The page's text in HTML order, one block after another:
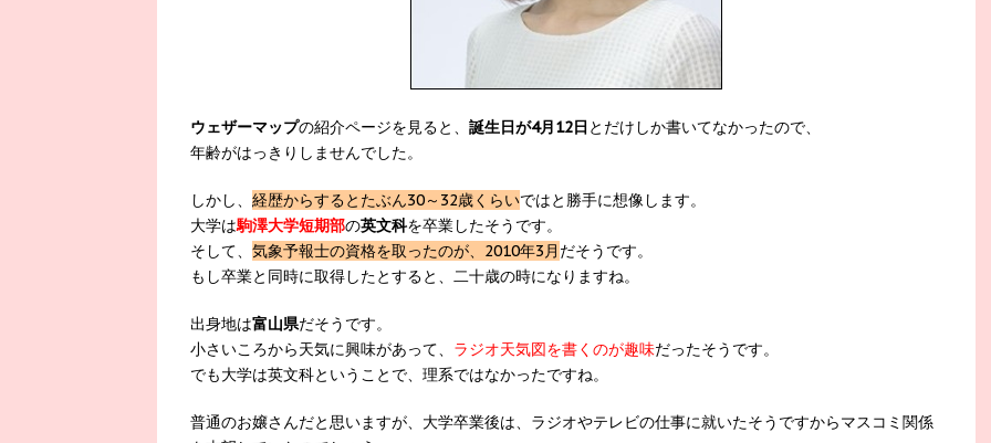
ウェザーマップの紹介ページを見ると、 誕生日が4月12日 とだけしか書いてなかったので、
年齢がはっきりしませんでした。
しかし、 経歴からするとたぶん30～32歳くらいではと勝手に想像します。
大学は駒澤大学短期部の英文科を卒業したそうです。
そして、 気象予報士の資格を取ったのが、2010年3月 だそうです。
もし卒業と同時に取得したとすると、二十歳の時になりますね。
出身地は富山県だそうです。
小さいころから天気に興味があって、 ラジオ天気図を書くのが趣味だったそうです。
でも大学は英文科ということで、理系ではなかったですね。
普通のお嬢さんだと思いますが、大学卒業後は、ラジオやテレビの仕事に就いたそうですからマスコミ関係